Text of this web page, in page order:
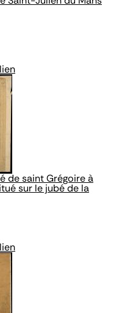
de saint Grégoire à
sur le jubé de la